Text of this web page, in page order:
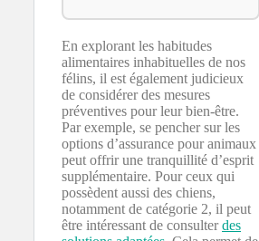
En explorant les habitudes
alimentaires inhabituelles de nos
félins, il est également judicieux
de considérer des mesures
préventives pour leur bien-être.
Par exemple, se pencher sur les
options d’assurance pour animaux
peut offrir une tranquillité d’esprit
supplémentaire. Pour ceux qui
possèdent aussi des chiens,
notamment de catégorie 2, il peut
être intéressant de consulterdes